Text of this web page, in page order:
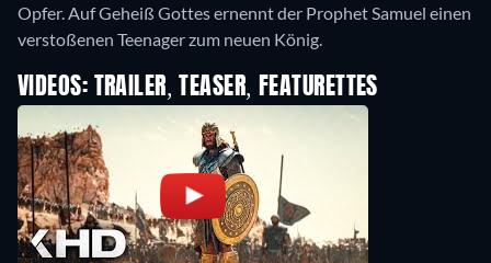
Opfer. Auf Geheiß Gottes ernennt der Prophet Samuel einen
verstoßenen Teenager zum neuen König.
VIDEOS: TRAILER, TEASER, FEATURETTES